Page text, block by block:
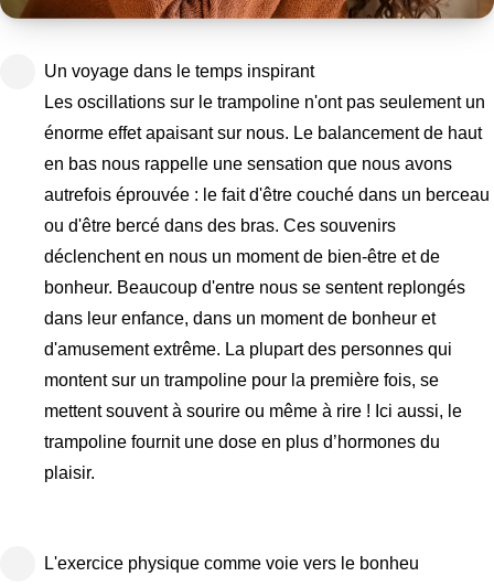
Un voyage dans le temps inspirant
Les oscillations sur le trampoline n'ont pas seulement un
énorme effet apaisant sur nous. Le balancement de haut
en bas nous rappelle une sensation que nous avons
autrefois éprouvée : le fait d'être couché dans un berceau
ou d'être bercé dans des bras. Ces souvenirs
déclenchent en nous un moment de bien-être et de
bonheur. Beaucoup d'entre nous se sentent replongés
dans leur enfance, dans un moment de bonheur et
d'amusement extrême. La plupart des personnes qui
montent sur un trampoline pour la première fois, se
mettent souvent à sourire ou même à rire ! Ici aussi, le
trampoline fournit une dose en plus d’hormones du
plaisir.
L'exercice physique comme voie vers le bonheu